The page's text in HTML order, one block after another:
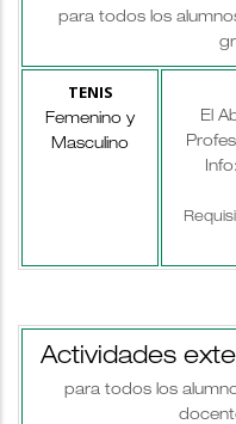
para todos los
TENIS
Femenino y
Masculino
El
Info:
Actividades
para todos los